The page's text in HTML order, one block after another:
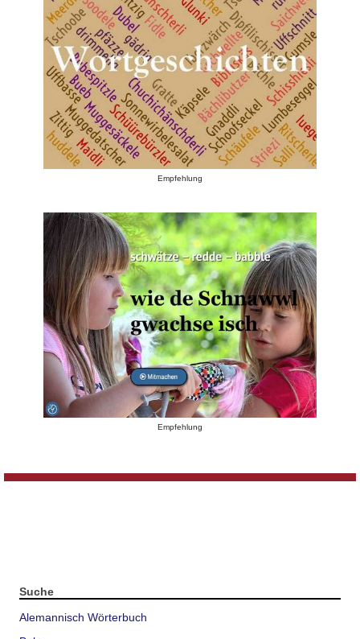
Empfehlung
Empfehlung
Suche
Alemannisch Wörterbuch